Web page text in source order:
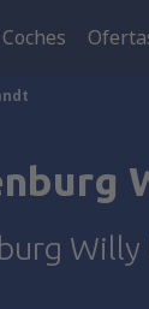
Coches
Willy